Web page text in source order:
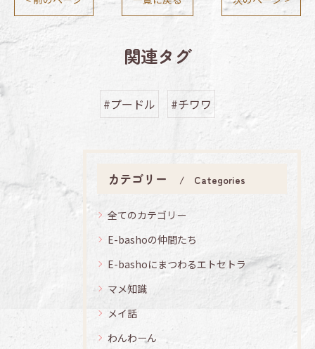
関連タグ
#プードル #チワワ
カテゴリー Categories
全てのカテゴリー
E-bashoの仲間たち
E-bashoにまつわるエトセトラ
マメ知識
メイ話
わんわーん